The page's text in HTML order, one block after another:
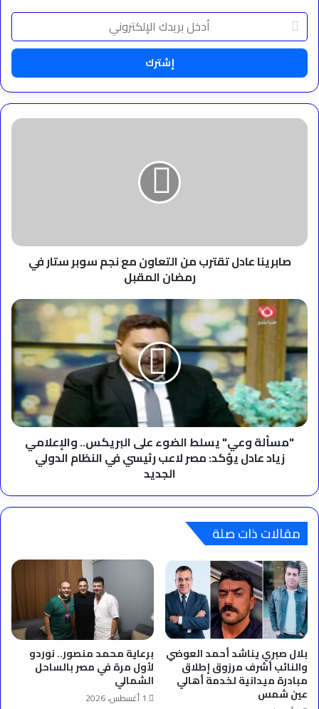
أدخل
بريدك
الإلكتروني
صابرينا
ستار
صابرينا عادل تقترب من التعاون مع نجم سوبر ستار في
رمضان المقبل
"مسألة
وعي"
يسلط
الضوء
على
البريكس..
والإعلامي
زياد
عادل
يؤكد:
في
الدولي
الجديد
"مسألة وعي" يسلط الضوء على البريكس.. والإعلامي
زياد عادل يؤكد: مصر لاعب رئيسي في النظام الدولي
الجديد
مقالات ذات صلة
بلال صبري يناشد أحمد العوضي
والنائب أشرف مرزوق إطلاق
مبادرة ميدانية لخدمة أهالي
عين شمس
برعاية محمد منصور.. نوردو
لأول مرة في مصر بالساحل
الشمالي
1 أغسطس، 2026